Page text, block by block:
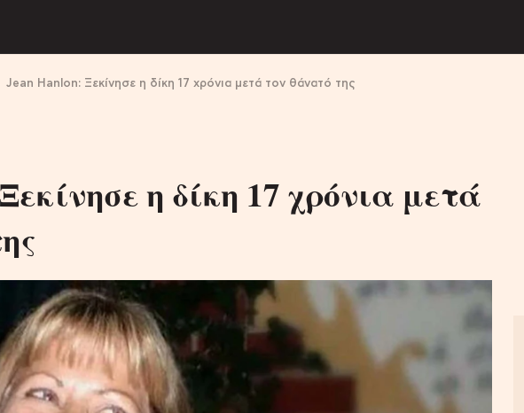
Jean Hanlon: Ξεκίνησε η δίκη 17 χρόνια μετά τον θάνατό της
η δίκη 17 χρόνια μετά